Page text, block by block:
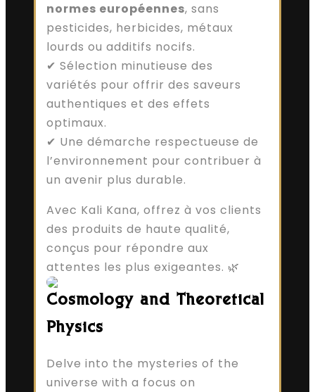
normes européennes, sans
pesticides, herbicides, métaux
lourds ou additifs nocifs.
✔ Sélection minutieuse des
variétés pour offrir des saveurs
authentiques et des effets
optimaux.
✔ Une démarche respectueuse de
l’environnement pour contribuer à
un avenir plus durable.
Avec Kali Kana, offrez à vos clients
des produits de haute qualité,
conçus pour répondre aux
attentes les plus exigeantes. 🌿
Cosmology and Theoretical
Physics
Delve into the mysteries of the
universe with a focus on